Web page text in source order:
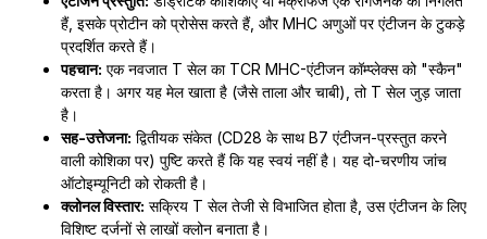
हैं, इसके प्रोटीन को प्रोसेस करते हैं, और MHC अणुओं पर एंटीजन के टुकड़े
प्रदर्शित करते हैं।
पहचान: एक नवजात T सेल का TCR MHC-एंटीजन कॉम्प्लेक्स को "स्कैन"
करता है। अगर यह मेल खाता है (जैसे ताला और चाबी), तो T सेल जुड़ जाता
है।
सह-उत्तेजना: द्वितीयक संकेत (CD28 के साथ B7 एंटीजन-प्रस्तुत करने
वाली कोशिका पर) पुष्टि करते हैं कि यह स्वयं नहीं है। यह दो-चरणीय जांच
ऑटोइम्यूनिटी को रोकती है।
क्लोनल विस्तार: सक्रिय T सेल तेजी से विभाजित होता है, उस एंटीजन के लिए
विशिष्ट दर्जनों से लाखों क्लोन बनाता है।